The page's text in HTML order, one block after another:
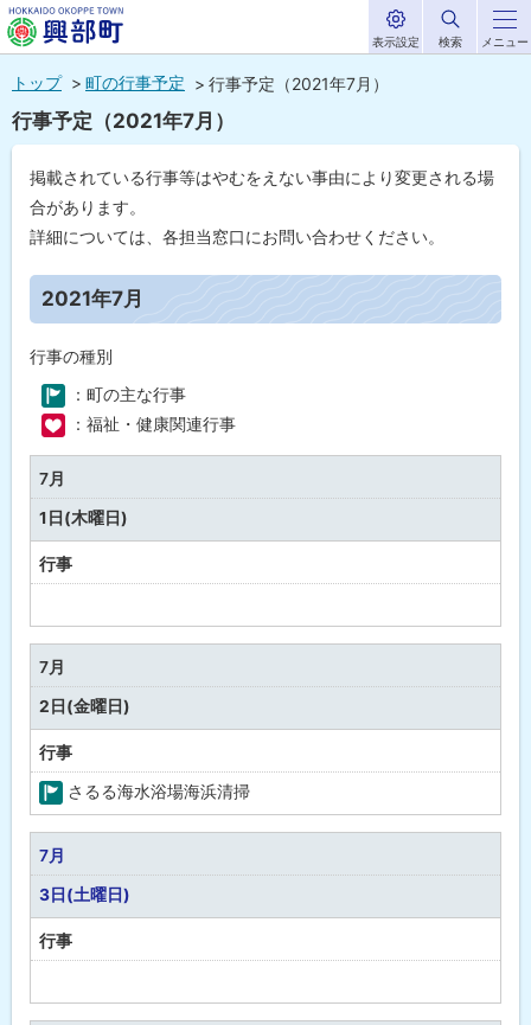
へ
北海道興部
町
HOKKAIDO OKOPPE TOWN
メニュー
表示設定 検索
トップ 町の行事予定 行事予定（2021年7月）
行事予定（2021年7月）
掲載されている行事等はやむをえない事由により変更される場
合があります。
詳細については、各担当窓口にお問い合わせください。
ペ
ー
ジ
内
目
次
0
21
年
0
7
月
2021年7月
行事の種別
：町の主な行事
：福祉・健康関連行事
7月
1日(木曜日)
行事
定
な
し
7月
2日(金曜日)
行事
町
の
行
事
さるる海水浴場海浜清掃
7月
3日(土曜日)
行事
定